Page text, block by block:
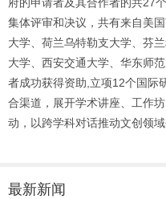
集体评审和决议，共有来自美
大学、荷兰乌特勒支大学、芬
大学、西安交通大学、华东师
者成功获得资助,立项12个国际
合渠道，展开学术讲座、工作
动，以跨学科对话推动文创领
最新新闻